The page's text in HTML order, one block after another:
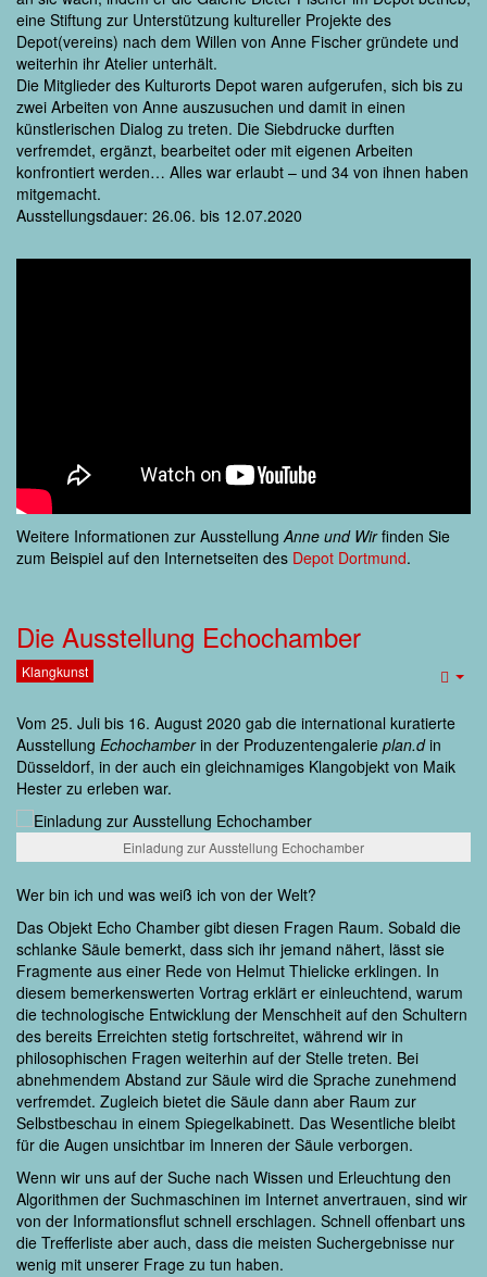
eine Stiftung zur Unterstützung kultureller Projekte des
Depot(vereins) nach dem Willen von Anne Fischer gründete und
weiterhin ihr Atelier unterhält.
Die Mitglieder des Kulturorts Depot waren aufgerufen, sich bis zu
zwei Arbeiten von Anne auszusuchen und damit in einen
künstlerischen Dialog zu treten. Die Siebdrucke durften
verfremdet, ergänzt, bearbeitet oder mit eigenen Arbeiten
konfrontiert werden… Alles war erlaubt – und 34 von ihnen haben
mitgemacht.
Ausstellungsdauer: 26.06. bis 12.07.2020
Weitere Informationen zur AusstellungAnne und Wirfinden Sie
zum Beispiel auf den Internetseiten des Depot Dortmund.
Die Ausstellung Echochamber
Klangkunst
Vom 25. Juli bis 16. August 2020 gab die international kuratierte
Ausstellung Echochamberin der Produzentengalerie plan.din
Düsseldorf, in der auch ein gleichnamiges Klangobjekt von Maik
Hester zu erleben war.
Einladung zur Ausstellung Echochamber
Wer bin ich und was weiß ich von der Welt?
Das Objekt Echo Chamber gibt diesen Fragen Raum. Sobald die
schlanke Säule bemerkt, dass sich ihr jemand nähert, lässt sie
Fragmente aus einer Rede von Helmut Thielicke erklingen. In
diesem bemerkenswerten Vortrag erklärt er einleuchtend, warum
die technologische Entwicklung der Menschheit auf den Schultern
des bereits Erreichten stetig fortschreitet, während wir in
philosophischen Fragen weiterhin auf der Stelle treten. Bei
abnehmendem Abstand zur Säule wird die Sprache zunehmend
verfremdet. Zugleich bietet die Säule dann aber Raum zur
Selbstbeschau in einem Spiegelkabinett. Das Wesentliche bleibt
für die Augen unsichtbar im Inneren der Säule verborgen.
Wenn wir uns auf der Suche nach Wissen und Erleuchtung den
Algorithmen der Suchmaschinen im Internet anvertrauen, sind wir
von der Informationsflut schnell erschlagen. Schnell offenbart uns
die Trefferliste aber auch, dass die meisten Suchergebnisse nur
wenig mit unserer Frage zu tun haben.